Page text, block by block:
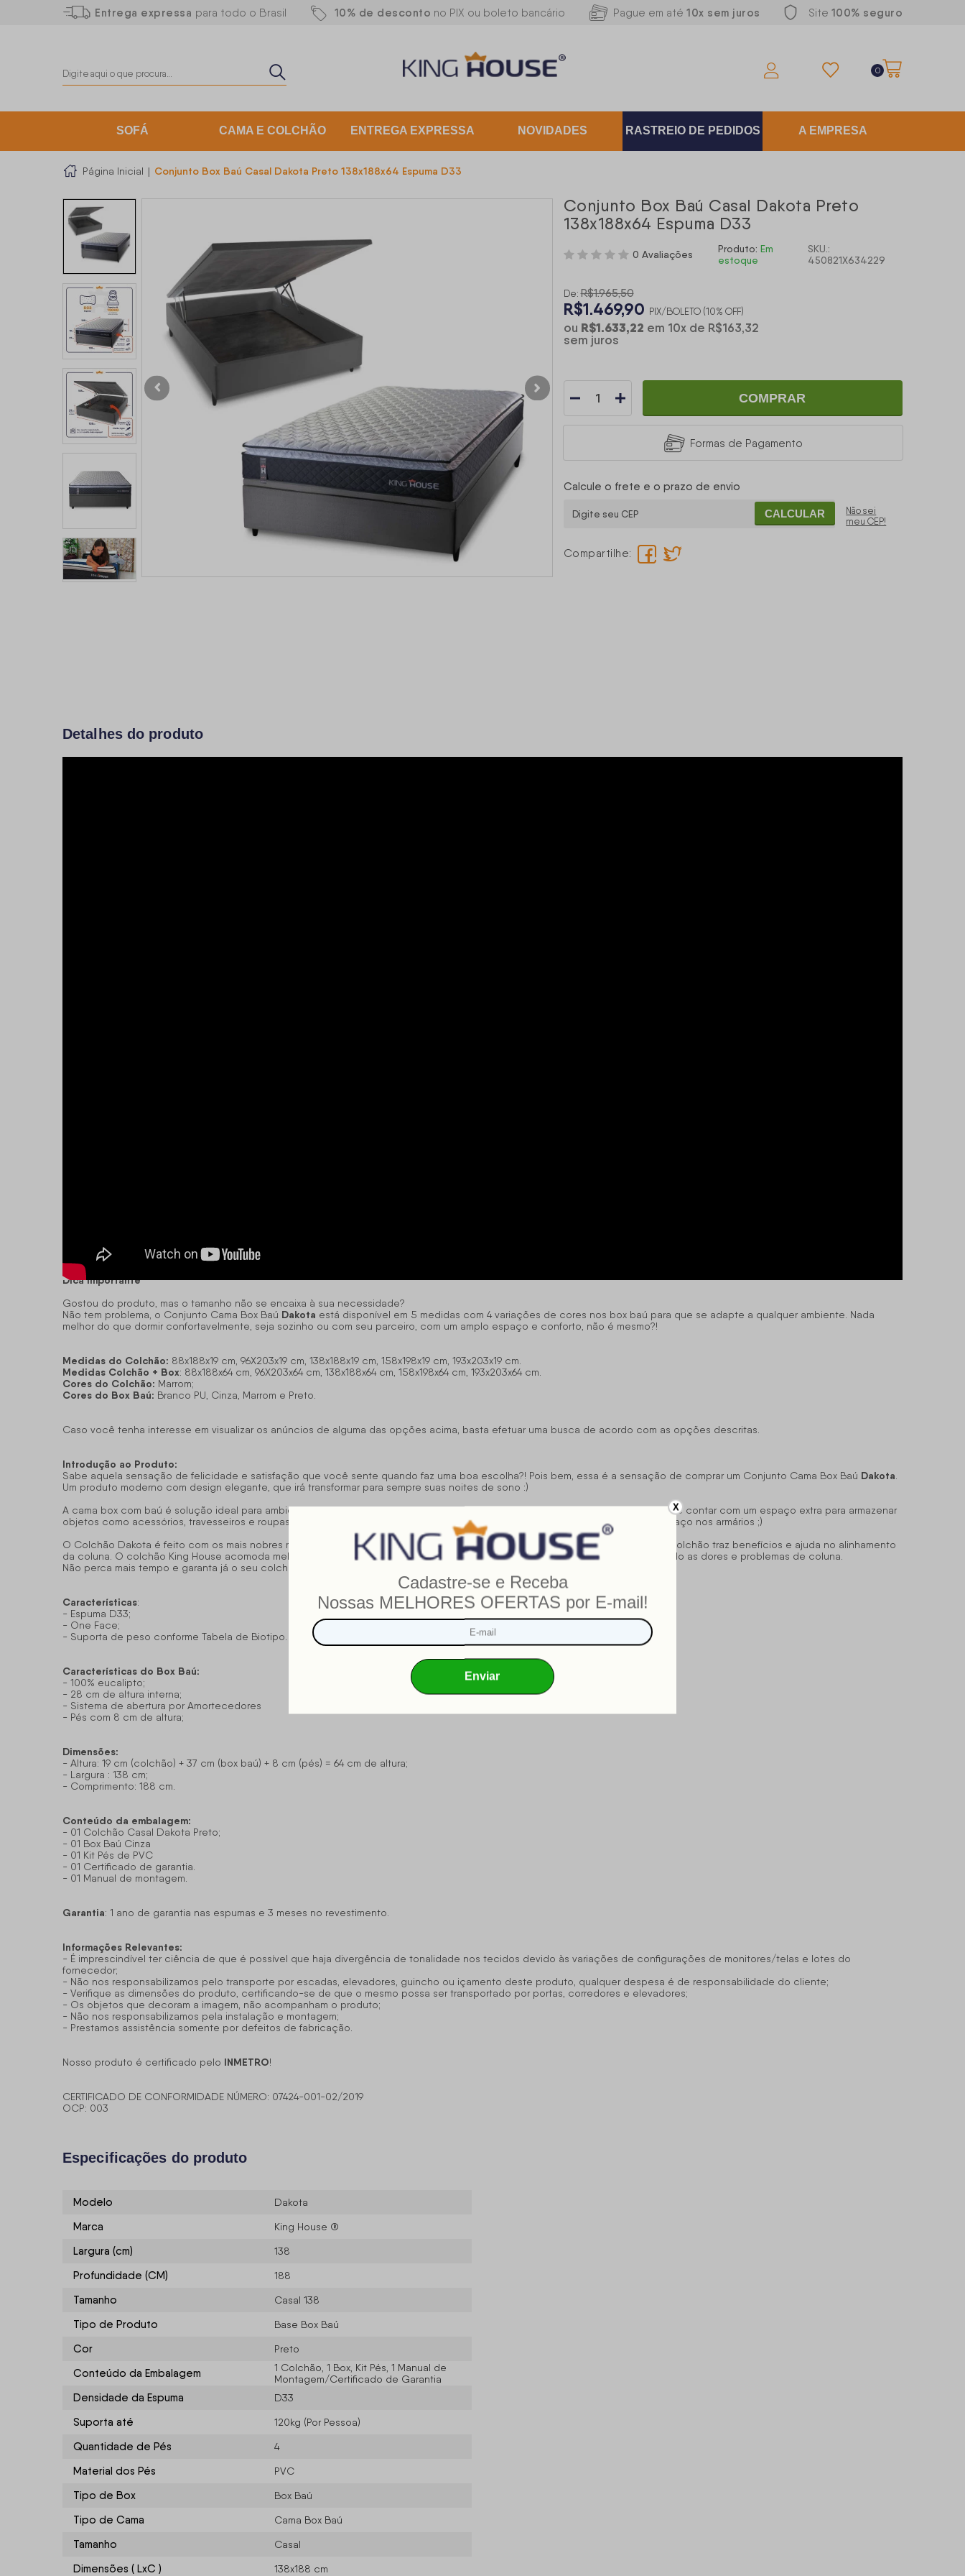
Entrega expressa para todo o Brasil 10% de desconto no PIX ou boleto bancário Pague em até 10x sem juros Site 100% seguro
0
SOFÁ CAMA E COLCHÃO ENTREGA EXPRESSA NOVIDADES RASTREIO DE PEDIDOS A EMPRESA
Página Inicial | Conjunto Box Baú Casal Dakota Preto 138x188x64 Espuma D33
Conjunto Box Baú Casal Dakota Preto
138x188x64 Espuma D33
0 Avaliações Produto: Em
estoque
SKU.:
450821X634229
De: R$1.965,50
R$1.469,90 PIX/BOLETO (10% OFF)
ou R$1.633,22 em 10xde R$163,32
sem juros
COMPRAR
Formas de Pagamento
Calcule o frete e o prazo de envio
CALCULAR
Não sei
meu CEP!
Compartilhe:
Detalhes do produto
Dica Importante
Gostou do produto, mas o tamanho não se encaixa à sua necessidade?
Não tem problema, o Conjunto Cama Box Baú Dakota está disponível em 5 medidas com 4 variações de cores nos box baú para que se adapte a qualquer ambiente. Nada
melhor do que dormir confortavelmente, seja sozinho ou com seu parceiro, com um amplo espaço e conforto, não é mesmo?!
Medidas do Colchão: 88x188x19 cm, 96X203x19 cm, 138x188x19 cm, 158x198x19 cm, 193x203x19 cm.
Medidas Colchão + Box: 88x188x64 cm, 96X203x64 cm, 138x188x64 cm, 158x198x64 cm, 193x203x64 cm.
Cores do Colchão: Marrom;
Cores do Box Baú: Branco PU, Cinza, Marrom e Preto.
Caso você tenha interesse em visualizar os anúncios de alguma das opções acima, basta efetuar uma busca de acordo com as opções descritas.
Introdução ao Produto:
Sabe aquela sensação de felicidade e satisfação que você sente quando faz uma boa escolha?! Pois bem, essa é a sensação de comprar um Conjunto Cama Box Baú Dakota
Um produto moderno com design elegante, que irá transformar para sempre suas noites de sono :)
A cama box com baú é solução ideal para ambientes com pouco espaço, pois oferece o suporte necessário ao colchão, além de contar com um espaço extra para armazenar
objetos como acessórios, travesseiros e roupas de cama aproveitando o máximo do seu espaço interno e também poupar + espaço nos armários ;)
O Colchão Dakota é feito com os mais nobres materiais em sua composição, ele conta com espuma D33. Por ser mais macio, o colchão traz benefícios e ajuda no alinhamento
da coluna. O colchão King House acomoda melhor o contorno do corpo, dispondo de forma correta quadris e ombros, expulsando as dores e problemas de coluna.
Não perca mais tempo e garanta já o seu colchão
Características:
- Espuma D33;
- One Face;
- Suporta de peso conforme Tabela de Biotipo.
Características do Box Baú:
- 100% eucalipto;
- 28 cm de altura interna;
- Sistema de abertura por Amortecedores
- Pés com 8 cm de altura;
Dimensões:
- Altura: 19 cm (colchão) + 37 cm (box baú) + 8 cm (pés) = 64 cm de altura;
- Largura : 138 cm;
- Comprimento: 188 cm.
Conteúdo da embalagem:
- 01 Colchão Casal Dakota Preto;
- 01 Box Baú Cinza
- 01 Kit Pés de PVC
- 01 Certificado de garantia.
- 01 Manual de montagem.
Garantia: 1 ano de garantia nas espumas e 3 meses no revestimento.
Informações Relevantes:
- É imprescindível ter ciência de que é possível que haja divergência de tonalidade nos tecidos devido às variações de configurações de monitores/telas e lotes do
fornecedor;
- Não nos responsabilizamos pelo transporte por escadas, elevadores, guincho ou içamento deste produto, qualquer despesa é de responsabilidade do cliente;
- Verifique as dimensões do produto, certificando-se de que o mesmo possa ser transportado por portas, corredores e elevadores;
- Os objetos que decoram a imagem, não acompanham o produto;
- Não nos responsabilizamos pela instalação e montagem;
- Prestamos assistência somente por defeitos de fabricação.
Nosso produto é certificado pelo INMETRO!
CERTIFICADO DE CONFORMIDADE NÚMERO: 07424-001-02/2019
OCP: 003
Especificações do produto
Modelo Dakota
Marca King House ®
Largura (cm) 138
Profundidade (CM) 188
Tamanho Casal 138
Tipo de Produto Base Box Baú
Cor Preto
Conteúdo da Embalagem
1 Colchão, 1 Box, Kit Pés, 1 Manual de
Montagem/Certificado de Garantia
Densidade da Espuma D33
Suporta até 120kg (Por Pessoa)
Quantidade de Pés 4
Material dos Pés PVC
Tipo de Box Box Baú
Tipo de Cama Cama Box Baú
Tamanho Casal
Dimensões ( LxC ) 138x188 cm
X